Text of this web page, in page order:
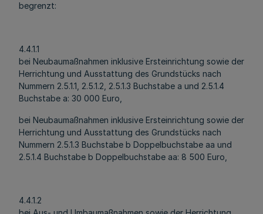
begrenzt:
4.4.1.1
bei Neubaumaßnahmen inklusive Ersteinrichtung sowie der
Herrichtung und Ausstattung des Grundstücks nach
Nummern 2.5.1.1, 2.5.1.2, 2.5.1.3 Buchstabe a und 2.5.1.4
Buchstabe a: 30 000 Euro,
bei Neubaumaßnahmen inklusive Ersteinrichtung sowie der
Herrichtung und Ausstattung des Grundstücks nach
Nummern 2.5.1.3 Buchstabe b Doppelbuchstabe aa und
2.5.1.4 Buchstabe b Doppelbuchstabe aa: 8 500 Euro,
4.4.1.2